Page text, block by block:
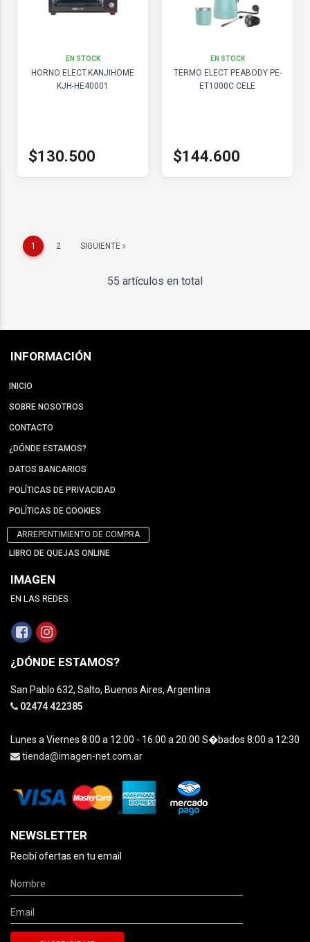
EN STOCK
HORNO ELECT.KANJIHOME
KJH-HE40001
$130.500
EN STOCK
TERMO ELECT PEABODY PE-
ET1000C CELE
$144.600
1 2 SIGUIENTE
55 artículos en total
INFORMACIÓN
INICIO
SOBRE NOSOTROS
CONTACTO
¿DÓNDE ESTAMOS?
DATOS BANCARIOS
POLÍTICAS DE PRIVACIDAD
POLÍTICAS DE COOKIES
ARREPENTIMIENTO DE COMPRA
LIBRO DE QUEJAS ONLINE
IMAGEN
EN LAS REDES
¿DÓNDE ESTAMOS?
San Pablo 632, Salto, Buenos Aires, Argentina
02474 422385
Lunes a Viernes 8:00 a 12:00 - 16:00 a 20:00 S�bados 8:00 a 12:30
tienda@imagen-net.com.ar
NEWSLETTER
Recibí ofertas en tu email